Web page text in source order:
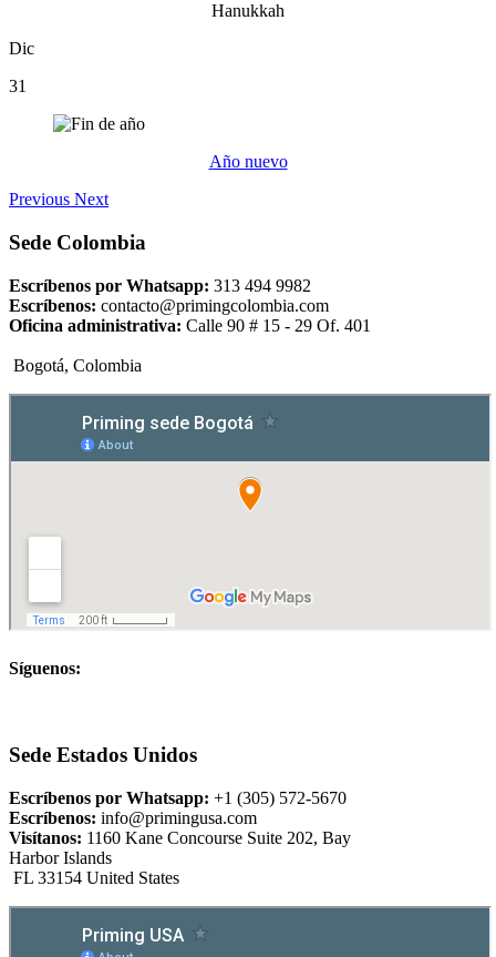
Hanukkah
Dic
31
Año nuevo
Previous Next
Sede Colombia
Escríbenos por Whatsapp: 313 494 9982
Escríbenos: contacto@primingcolombia.com
Oficina administrativa: Calle 90 # 15 - 29 Of. 401
Bogotá, Colombia
Síguenos:
Sede Estados Unidos
Escríbenos por Whatsapp: +1 (305) 572-5670
Escríbenos: info@primingusa.com
Visítanos: 1160 Kane Concourse Suite 202, Bay
Harbor Islands
FL 33154 United States